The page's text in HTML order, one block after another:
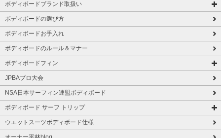
ボディボードブランド取扱い
ボディボードの選び方
ボディボードお手入れ
ボディボードのルール＆マナー
ボディボードフィン
JPBAプロ大会
NSA日本サーフィン連盟ボディボード
ボディボード サーフ トリップ
ウエットスーツボディボード仕様